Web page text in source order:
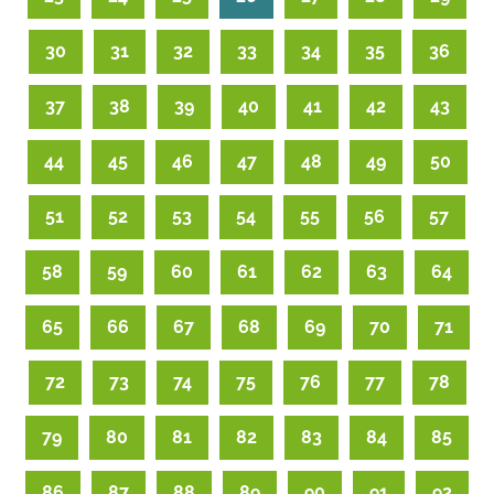
30 31 32 33 34 35 36
37 38 39 40 41 42 43
44 45 46 47 48 49 50
51 52 53 54 55 56 57
58 59 60 61 62 63 64
65 66 67 68 69 70 71
72 73 74 75 76 77 78
79 80 81 82 83 84 85